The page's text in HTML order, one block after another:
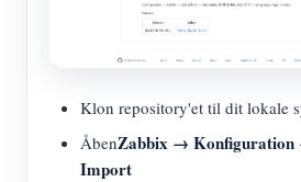
Klon repository'et til dit lokale
ÅbenZabbix →
Import